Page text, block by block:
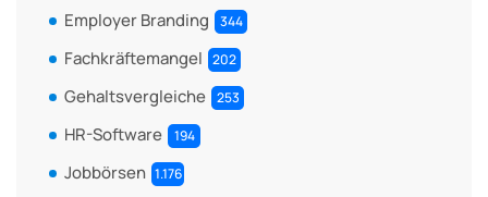
Employer Branding 344
Fachkräftemangel 202
Gehaltsvergleiche 253
HR-Software 194
Jobbörsen 1.176